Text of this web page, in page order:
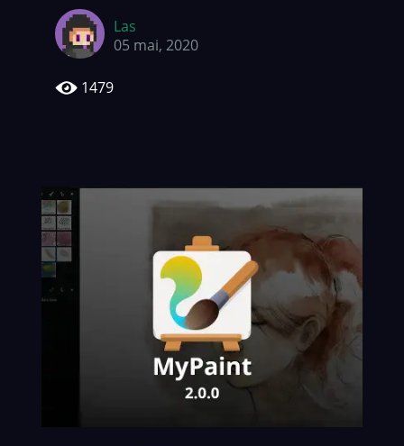
Las
05 mai, 2020
1479